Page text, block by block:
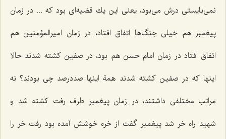
نمی‌بایستی درش می‌بود، یعنی این یك قضیه‌ای بود كه ... در زمان
پیغمبر هم خیلی جنگ‌ها اتفاق افتاد، در زمان امیرالمؤمنین هم
اتفاق افتاد در زمان امام حسن هم بود، در صفین كشته شدند حالا
اینها كه در صفین كشته شدند همة اینها صددرصد چی بودند؟ نه
مراتب مختلفی داشتند، در زمان پیغمبر طرف رفت كشته شد و
شهید راه خر شد پیغمبر گفت از خره خوشش آمده بود رفت خر را